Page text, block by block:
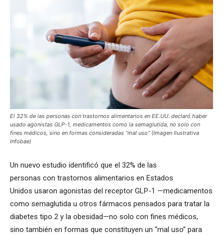
El 32% de las personas con trastornos alimentarios en EE.UU. declaró haber
usado agonistas GLP-1, medicamentos como la semaglutida, no solo con
fines médicos, sino en formas consideradas “mal uso” (Imagen Ilustrativa
Infobae)
Un nuevo estudio identificó que el 32% de las
personas con trastornos alimentarios en Estados
Unidos usaron agonistas del receptor GLP-1 —medicamentos
como semaglutida u otros fármacos pensados para tratar la
diabetes tipo 2 y la obesidad—no solo con fines médicos,
sino también en formas que constituyen un “mal uso” para